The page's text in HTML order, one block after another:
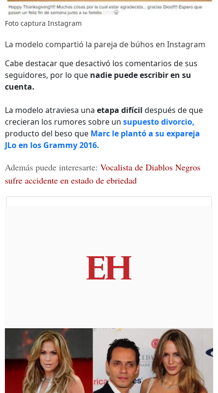
Foto captura Instagram
La modelo compartió la pareja de búhos en Instagram
Cabe destacar que desactivó los comentarios de sus
seguidores, por lo que nadie puede escribir en su
cuenta.
La modelo atraviesa una etapa difícil después de que
crecieran los rumores sobre un supuesto divorcio,
producto del beso que Marc le plantó a su expareja
JLo en los Grammy 2016.
Además puede interesarte: Vocalista de Diablos Negros
sufre accidente en estado de ebriedad